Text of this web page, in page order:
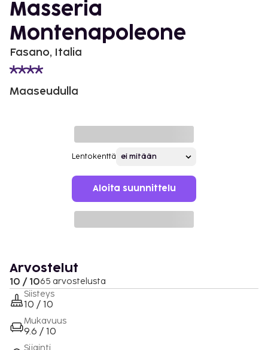
Masseria
Montenapoleone
Fasano, Italia
Maaseudulla
Lentokenttä
Aloita suunnittelu
Arvostelut
10 / 1065 arvostelusta
Siisteys
10 / 10
Mukavuus
9.6 / 10